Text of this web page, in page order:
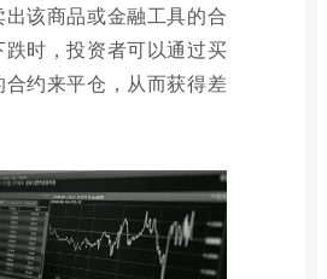
该商品或金融工具的合
时，投资者可以通过买
合约来平仓，从而获得差